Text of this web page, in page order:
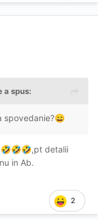
a spus:
spovedanie?😄
🤣🤣🤣,pt detalii
in Ab.
2